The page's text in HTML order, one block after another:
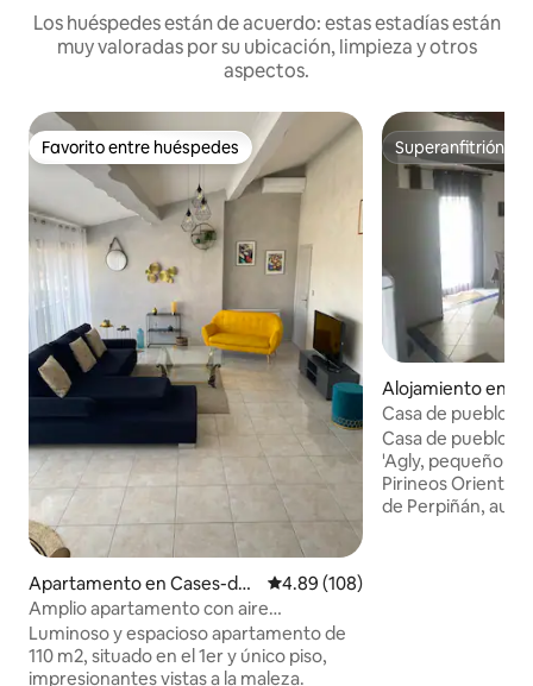
Los huéspedes están de acuerdo: estas estadías están
muy valoradas por su ubicación, limpieza y otros
aspectos.
Favorito entre huéspedes
Favorito entre huéspedes
Apartamento en Cases-de-
Pène
Calificación promedio: 4.89 de
4.89 (108)
Amplio apartamento con aire
acondicionado, aparcamiento privado
wifi
Luminoso y espacioso apartamento de
110 m2, situado en el 1er y único piso,
impresionantes vistas a la maleza.
Superanfitrión
Superanfitrión
Alojamiento en
gly
Casa de pueblo
Casa de pueblo
'Agly, pequeño
Pirineos
de Perpiñán,